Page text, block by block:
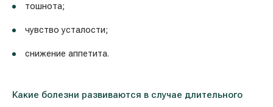
тошнота;
чувство усталости;
снижение аппетита.
Какие болезни развиваются в случае длительного